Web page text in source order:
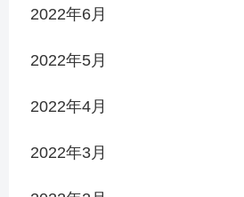
2022年6月
2022年5月
2022年4月
2022年3月